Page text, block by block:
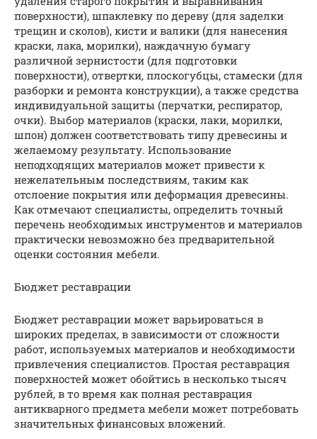
поверхности), шпаклевку по дереву (для заделки
трещин и сколов), кисти и валики (для нанесения
краски, лака, морилки), наждачную бумагу
различной зернистости (для подготовки
поверхности), отвертки, плоскогубцы, стамески (для
разборки и ремонта конструкции), а также средства
индивидуальной защиты (перчатки, респиратор,
очки). Выбор материалов (краски, лаки, морилки,
шпон) должен соответствовать типу древесины и
желаемому результату. Использование
неподходящих материалов может привести к
нежелательным последствиям, таким как
отслоение покрытия или деформация древесины.
Как отмечают специалисты, определить точный
перечень необходимых инструментов и материалов
практически невозможно без предварительной
оценки состояния мебели.
Бюджет реставрации
Бюджет реставрации может варьироваться в
широких пределах, в зависимости от сложности
работ, используемых материалов и необходимости
привлечения специалистов. Простая реставрация
поверхностей может обойтись в несколько тысяч
рублей, в то время как полная реставрация
антикварного предмета мебели может потребовать
значительных финансовых вложений.